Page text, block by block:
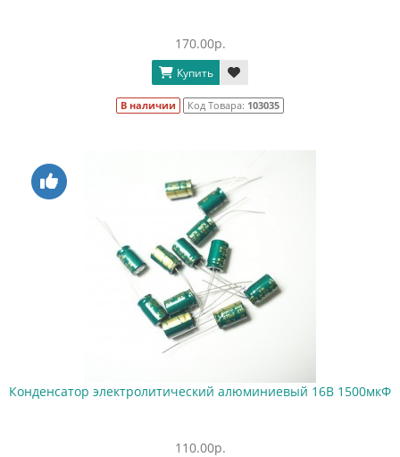
170.00р.
Купить
В наличии Код Товара: 103035
Конденсатор электролитический алюминиевый 16В 1500мкФ
110.00р.